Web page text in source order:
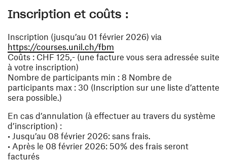
Inscription et coûts :
Inscription (jusqu’au 01 février 2026) via
https://courses.unil.ch/fbm
Coûts : CHF 125,- (une facture vous sera adressée suite
à votre inscription)
Nombre de participants min : 8 Nombre de
participants max : 30 (Inscription sur une liste d’attente
sera possible.)
En cas d’annulation (à effectuer au travers du système
d’inscription) :
• Jusqu’au 08 février 2026: sans frais.
• Après le 08 février 2026: 50% des frais seront
facturés